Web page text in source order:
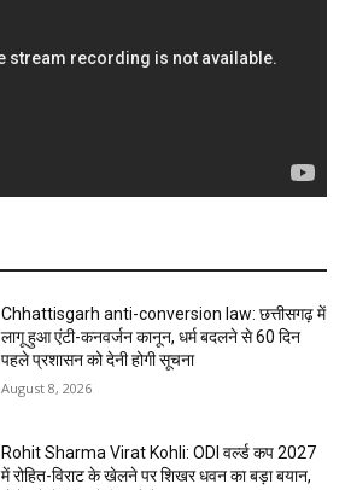
Chhattisgarh anti-conversion law: छत्तीसगढ़ में
लागू हुआ एंटी-कनवर्जन कानून, धर्म बदलने से 60 दिन
पहले प्रशासन को देनी होगी सूचना
August 8, 2026
Rohit Sharma Virat Kohli: ODI वर्ल्ड कप 2027
में रोहित-विराट के खेलने पर शिखर धवन का बड़ा बयान,